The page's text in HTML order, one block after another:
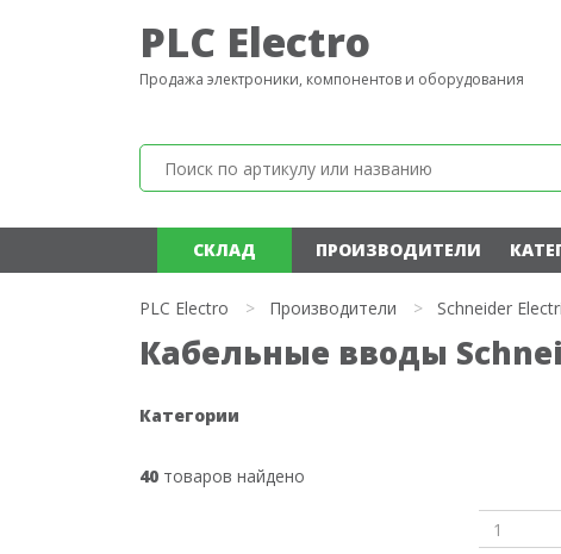
PLC Electro
Продажа электроники, компонентов и оборудования
СКЛАД ПРОИЗВОДИТЕЛИ
PLC Electro > Производители > Schneider
Кабельные вводы
Категории
40 товаров найдено
1